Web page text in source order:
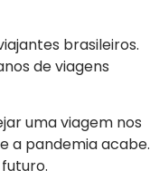
brasileiros.
de viagens
uma viagem nos
a pandemia acabe.